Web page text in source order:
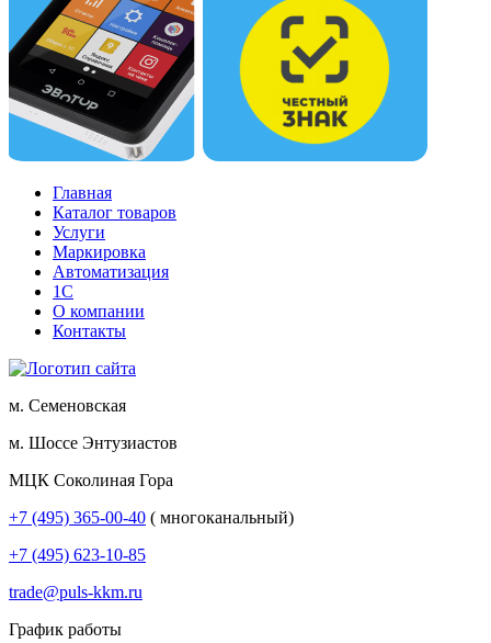
Главная
Каталог товаров
Услуги
Маркировка
Автоматизация
1С
О компании
Контакты
м. Семеновская
м. Шоссе Энтузиастов
МЦК Соколиная Гора
+7 (495) 365-00-40 ( многоканальный)
+7 (495) 623-10-85
trade@puls-kkm.ru
График работы